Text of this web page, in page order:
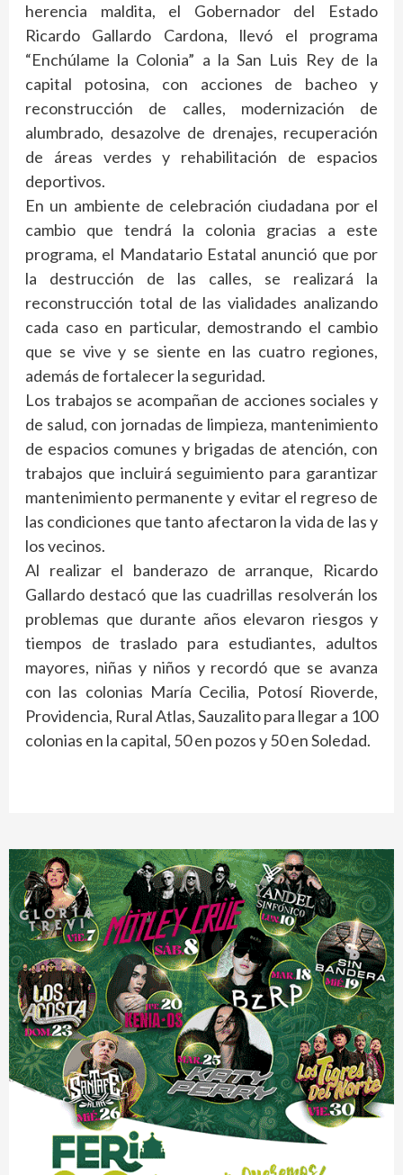
herencia maldita, el Gobernador del Estado
Ricardo Gallardo Cardona, llevó el programa
“Enchúlame la Colonia” a la San Luis Rey de la
capital potosina, con acciones de bacheo y
reconstrucción de calles, modernización de
alumbrado, desazolve de drenajes, recuperación
de áreas verdes y rehabilitación de espacios
deportivos.
En un ambiente de celebración ciudadana por el
cambio que tendrá la colonia gracias a este
programa, el Mandatario Estatal anunció que por
la destrucción de las calles, se realizará la
reconstrucción total de las vialidades analizando
cada caso en particular, demostrando el cambio
que se vive y se siente en las cuatro regiones,
además de fortalecer la seguridad.
Los trabajos se acompañan de acciones sociales y
de salud, con jornadas de limpieza, mantenimiento
de espacios comunes y brigadas de atención, con
trabajos que incluirá seguimiento para garantizar
mantenimiento permanente y evitar el regreso de
las condiciones que tanto afectaron la vida de las y
los vecinos.
Al realizar el banderazo de arranque, Ricardo
Gallardo destacó que las cuadrillas resolverán los
problemas que durante años elevaron riesgos y
tiempos de traslado para estudiantes, adultos
mayores, niñas y niños y recordó que se avanza
con las colonias María Cecilia, Potosí Rioverde,
Providencia, Rural Atlas, Sauzalito para llegar a 100
colonias en la capital, 50 en pozos y 50 en Soledad.